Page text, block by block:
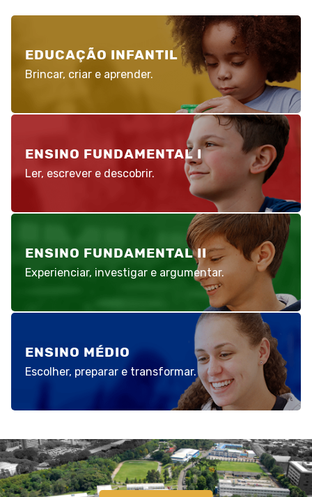
EDUCAÇÃO INFANTIL
Brincar, criar e aprender.
ENSINO FUNDAMENTAL I
Ler, escrever e descobrir.
ENSINO FUNDAMENTAL II
Experienciar, investigar e argumentar.
ENSINO MÉDIO
Escolher, preparar e transformar.